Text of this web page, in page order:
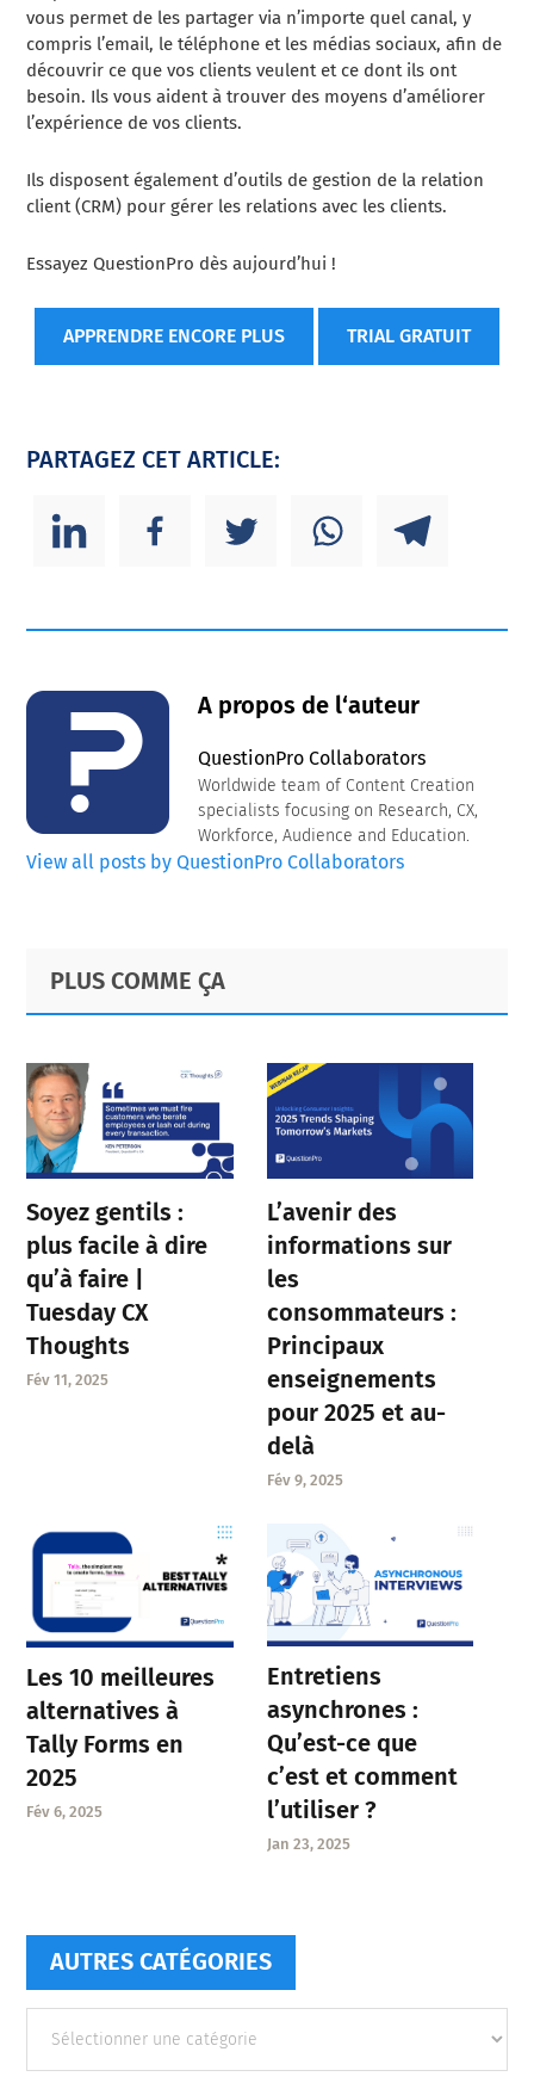
vous permet de les partager via n’importe quel canal, y
compris l’email, le téléphone et les médias sociaux, afin de
découvrir ce que vos clients veulent et ce dont ils ont
besoin. Ils vous aident à trouver des moyens d’améliorer
l’expérience de vos clients.
Ils disposent également d’outils de gestion de la relation
client (CRM) pour gérer les relations avec les clients.
Essayez QuestionPro dès aujourd’hui !
APPRENDRE ENCORE PLUS TRIAL GRATUIT
PARTAGEZ CET ARTICLE:
A propos de l‘auteur
QuestionPro Collaborators
Worldwide team of Content Creation
specialists focusing on Research, CX,
Workforce, Audience and Education.
View all posts by QuestionPro Collaborators
Primary
Sidebar
Footer
PLUS COMME ÇA
Soyez gentils :
plus facile à dire
qu’à faire |
Tuesday CX
Thoughts
Fév 11, 2025
L’avenir des
informations sur
les
consommateurs :
Principaux
enseignements
pour 2025 et au-
delà
Fév 9, 2025
Les 10 meilleures
alternatives à
Tally Forms en
2025
Fév 6, 2025
Entretiens
asynchrones :
Qu’est-ce que
c’est et comment
l’utiliser ?
Jan 23, 2025
AUTRES CATÉGORIES
catégories